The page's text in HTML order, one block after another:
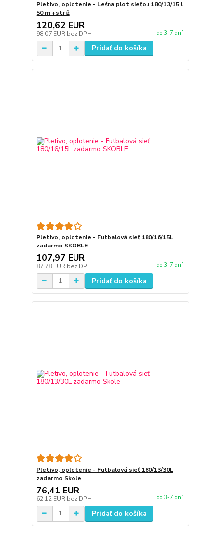
Pletivo, oplotenie - Leśna plot sieťou 180/13/15 l
50 m +striž
120,62 EUR
98,07 EUR bez DPH do 3-7 dní
Pridať do košíka
Pletivo, oplotenie - Futbalová sieť 180/16/15L
zadarmo SKOBLE
107,97 EUR
87,78 EUR bez DPH do 3-7 dní
Pridať do košíka
Pletivo, oplotenie - Futbalová sieť 180/13/30L
zadarmo Skole
76,41 EUR
62,12 EUR bez DPH do 3-7 dní
Pridať do košíka